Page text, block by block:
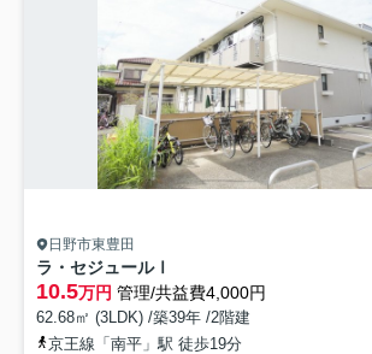
日野市東豊田
ラ・セジュールⅠ
10.5万円 管理/共益費4,000円
62.68㎡ (3LDK) /築39年 /2階建
京王線「南平」駅 徒歩19分